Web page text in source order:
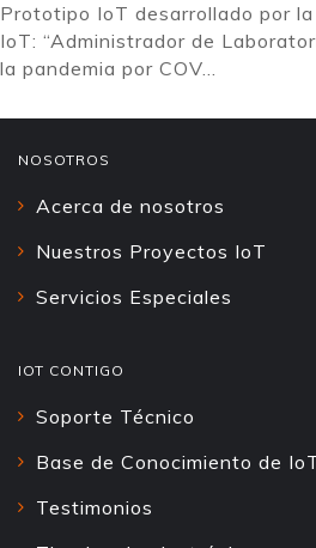
Prototipo IoT desarrollado por
IoT: “Administrador de
la pandemia por COV...
NOSOTROS
Acerca de nosotros
Nuestros Proyectos IoT
Servicios Especiales
IOT CONTIGO
Soporte Técnico
Base de Conocimiento de
Testimonios